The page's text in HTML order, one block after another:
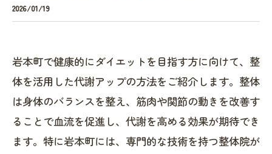
2026/01/19
岩本町で健康的にダイエットを目指す方に向けて、整
体を活用した代謝アップの方法をご紹介します。整体
は身体のバランスを整え、筋肉や関節の動きを改善す
ることで血流を促進し、代謝を高める効果が期待でき
ます。特に岩本町には、専門的な技術を持つ整体院が